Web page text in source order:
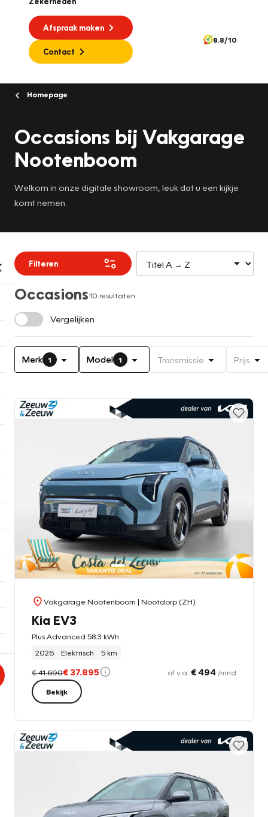
Afspraak maken
Contact
8.8/10
Homepage
Occasions bij Vakgarage
Nootenboom
Welkom in onze digitale showroom, leuk dat u een kijkje
komt nemen.
Filteren
Occasions10 resultaten
Vergelijken
Merk 1 Model 1 Transmissie Prijs
Vakgarage Nootenboom | Nootdorp (ZH)
Kia EV3
Plus Advanced 58.3 kWh
2026
Elektrisch 5 km
€ 41.690€ 37.895 of v.a. € 494 /mnd
Bekijk